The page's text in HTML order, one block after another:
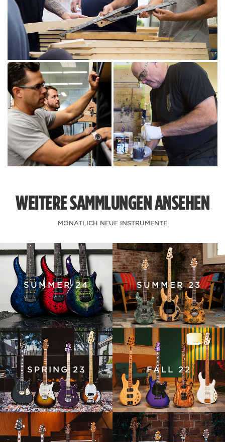
WEITERE SAMMLUNGEN ANSEHEN
MONATLICH NEUE INSTRUMENTE
SUMMER 24 SUMMER 23
SPRING 23 FALL 22